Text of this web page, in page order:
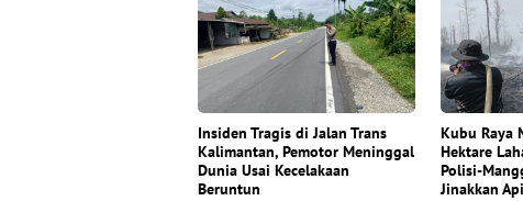
Insiden Tragis di Jalan Trans
Kalimantan, Pemotor Meninggal
Dunia Usai Kecelakaan
Beruntun
Kubu Raya
Hektare
Polisi-
Jinakkan Api